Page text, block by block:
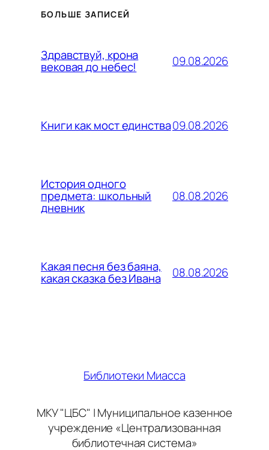
БОЛЬШЕ ЗАПИСЕЙ
Здравствуй, крона
вековая до небес! 09.08.2026
Книги как мост единства09.08.2026
История одного
предмета: школьный
дневник
08.08.2026
Какая песня без баяна,
какая сказка без Ивана 08.08.2026
Библиотеки Миасса
МКУ "ЦБС" | Муниципальное казенное
учреждение «Централизованная
библиотечная система»